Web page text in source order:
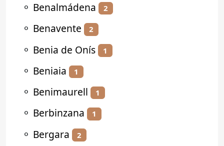
⚬ Benalmádena 2
⚬ Benavente 2
⚬ Benia de Onís 1
⚬ Beniaia 1
⚬ Benimaurell 1
⚬ Berbinzana 1
⚬ Bergara 2